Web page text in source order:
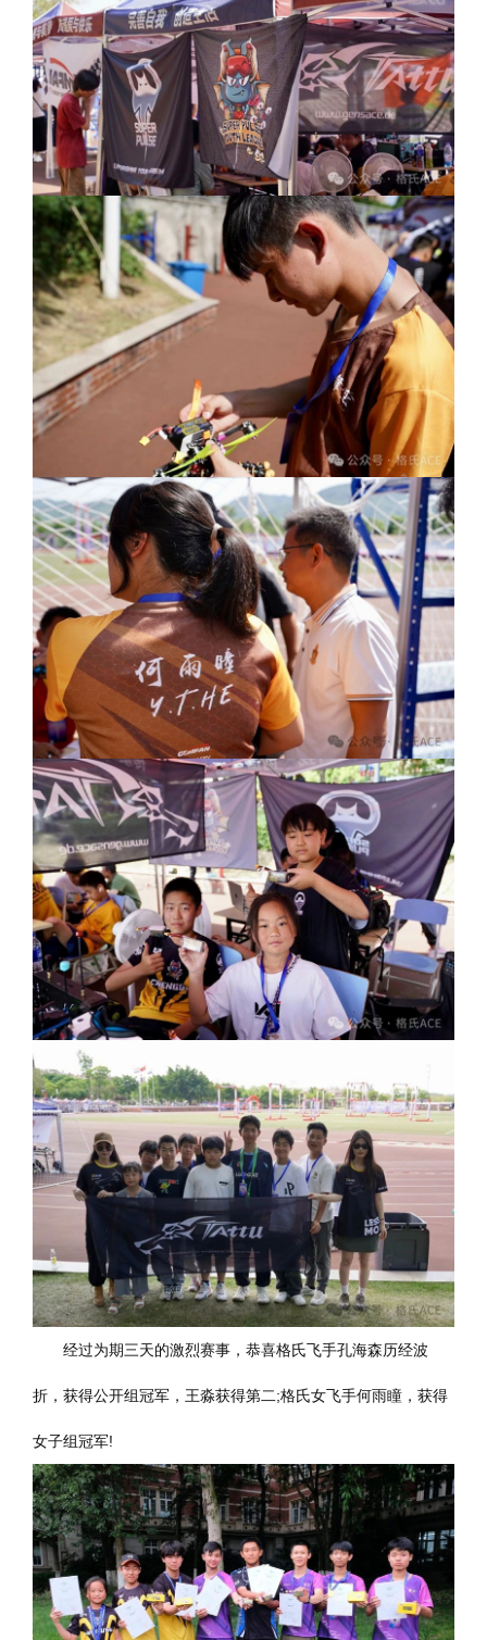
经过为期三天的激烈赛事，恭喜格氏飞手孔海森历经波
折，获得公开组冠军，王淼获得第二;格氏女飞手何雨瞳，获得
女子组冠军!